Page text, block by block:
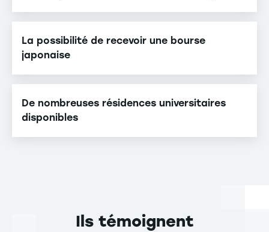
La possibilité de recevoir une bourse
japonaise
De nombreuses résidences universitaires
disponibles
Ils témoignent